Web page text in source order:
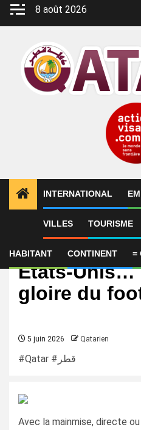
Aller
8 août 2026
INTERNATIONAL
VILLES TOURISME
HABITANT CONTINENT =
International
Qatar, Arabie
Etats-Unis…
gloire du
5 juin 2026 Qatarien
#Qatar #قطر
Avec la mainmise, directe